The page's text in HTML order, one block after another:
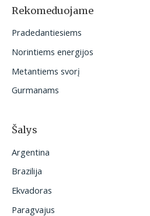
o
:
Rekomeduojame
Pradedantiesiems
Norintiems energijos
Metantiems svorį
Gurmanams
Šalys
Argentina
Brazilija
Ekvadoras
Paragvajus